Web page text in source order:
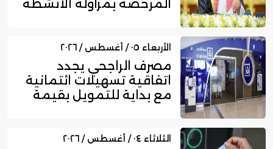
المرخصة بمزاولة الأنشطة
الأربعاء ٠٥ / أغسطس / ٢٠٢٦
مصرف الراجحي يجدد
اتفاقية تسهيلات ائتمانية
مع بداية للتمويل بقيمة
الثلاثاء ٠٤ / أغسطس / ٢٠٢٦